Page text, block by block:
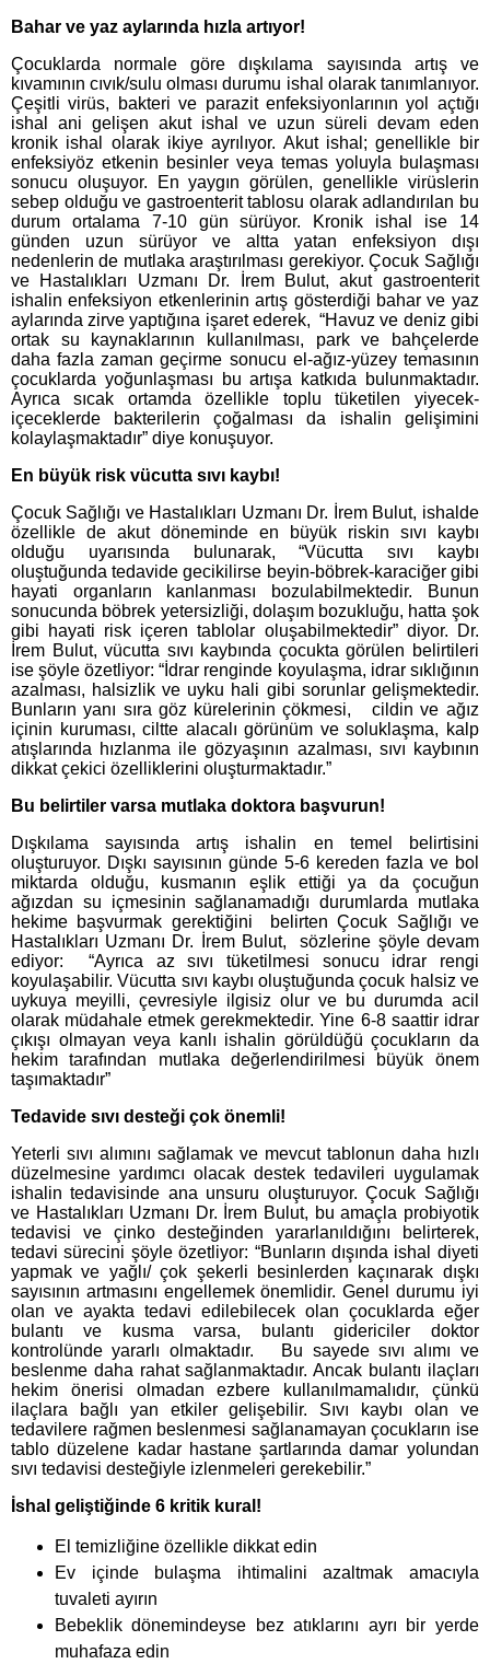
Bahar ve yaz aylarında hızla artıyor!
Çocuklarda normale göre dışkılama sayısında artış ve
kıvamının cıvık/sulu olması durumu ishal olarak tanımlanıyor.
Çeşitli virüs, bakteri ve parazit enfeksiyonlarının yol açtığı
ishal ani gelişen akut ishal ve uzun süreli devam eden
kronik ishal olarak ikiye ayrılıyor. Akut ishal; genellikle bir
enfeksiyöz etkenin besinler veya temas yoluyla bulaşması
sonucu oluşuyor. En yaygın görülen, genellikle virüslerin
sebep olduğu ve gastroenterit tablosu olarak adlandırılan bu
durum ortalama 7-10 gün sürüyor. Kronik ishal ise 14
günden uzun sürüyor ve altta yatan enfeksiyon dışı
nedenlerin de mutlaka araştırılması gerekiyor. Çocuk Sağlığı
ve Hastalıkları Uzmanı Dr. İrem Bulut, akut gastroenterit
ishalin enfeksiyon etkenlerinin artış gösterdiği bahar ve yaz
aylarında zirve yaptığına işaret ederek, “Havuz ve deniz gibi
ortak su kaynaklarının kullanılması, park ve bahçelerde
daha fazla zaman geçirme sonucu el-ağız-yüzey temasının
çocuklarda yoğunlaşması bu artışa katkıda bulunmaktadır.
Ayrıca sıcak ortamda özellikle toplu tüketilen yiyecek-
içeceklerde bakterilerin çoğalması da ishalin gelişimini
kolaylaşmaktadır” diye konuşuyor.
En büyük risk vücutta sıvı kaybı!
Çocuk Sağlığı ve Hastalıkları Uzmanı Dr. İrem Bulut, ishalde
özellikle de akut döneminde en büyük riskin sıvı kaybı
olduğu uyarısında bulunarak, “Vücutta sıvı kaybı
oluştuğunda tedavide gecikilirse beyin-böbrek-karaciğer gibi
hayati organların kanlanması bozulabilmektedir. Bunun
sonucunda böbrek yetersizliği, dolaşım bozukluğu, hatta şok
gibi hayati risk içeren tablolar oluşabilmektedir” diyor. Dr.
İrem Bulut, vücutta sıvı kaybında çocukta görülen belirtileri
ise şöyle özetliyor: “İdrar renginde koyulaşma, idrar sıklığının
azalması, halsizlik ve uyku hali gibi sorunlar gelişmektedir.
Bunların yanı sıra göz kürelerinin çökmesi, cildin ve ağız
içinin kuruması, ciltte alacalı görünüm ve soluklaşma, kalp
atışlarında hızlanma ile gözyaşının azalması, sıvı kaybının
dikkat çekici özelliklerini oluşturmaktadır.”
Bu belirtiler varsa mutlaka doktora başvurun!
Dışkılama sayısında artış ishalin en temel belirtisini
oluşturuyor. Dışkı sayısının günde 5-6 kereden fazla ve bol
miktarda olduğu, kusmanın eşlik ettiği ya da çocuğun
ağızdan su içmesinin sağlanamadığı durumlarda mutlaka
hekime başvurmak gerektiğini belirten Çocuk Sağlığı ve
Hastalıkları Uzmanı Dr. İrem Bulut,
sözlerine şöyle devam
ediyor:
“Ayrıca az sıvı tüketilmesi sonucu idrar rengi
koyulaşabilir. Vücutta sıvı kaybı oluştuğunda çocuk halsiz ve
uykuya meyilli, çevresiyle ilgisiz olur ve bu durumda acil
olarak müdahale etmek gerekmektedir. Yine 6-8 saattir idrar
çıkışı olmayan veya kanlı ishalin görüldüğü çocukların da
hekim tarafından mutlaka değerlendirilmesi büyük önem
taşımaktadır”
Tedavide sıvı desteği çok önemli!
Yeterli sıvı alımını sağlamak ve mevcut tablonun daha hızlı
düzelmesine yardımcı olacak destek tedavileri uygulamak
ishalin tedavisinde ana unsuru oluşturuyor. Çocuk Sağlığı
ve Hastalıkları Uzmanı Dr. İrem Bulut, bu amaçla probiyotik
tedavisi ve çinko desteğinden yararlanıldığını belirterek,
tedavi sürecini şöyle özetliyor: “Bunların dışında ishal diyeti
yapmak ve yağlı/ çok şekerli besinlerden kaçınarak dışkı
sayısının artmasını engellemek önemlidir. Genel durumu iyi
olan ve ayakta tedavi edilebilecek olan çocuklarda eğer
bulantı ve kusma varsa, bulantı gidericiler doktor
kontrolünde yararlı olmaktadır. Bu sayede sıvı alımı ve
beslenme daha rahat sağlanmaktadır. Ancak bulantı ilaçları
hekim önerisi olmadan ezbere kullanılmamalıdır, çünkü
ilaçlara bağlı yan etkiler gelişebilir. Sıvı kaybı olan ve
tedavilere rağmen beslenmesi sağlanamayan çocukların ise
tablo düzelene kadar hastane şartlarında damar yolundan
sıvı tedavisi desteğiyle izlenmeleri gerekebilir.”
İshal geliştiğinde 6 kritik kural!
El temizliğine özellikle dikkat edin
Ev içinde bulaşma ihtimalini azaltmak amacıyla
tuvaleti ayırın
Bebeklik dönemindeyse bez atıklarını ayrı bir yerde
muhafaza edin